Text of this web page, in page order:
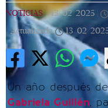
NOTICIAS | 13/02/2025
Actualizada
13/02/
Un año después
Gabriela Guillén,